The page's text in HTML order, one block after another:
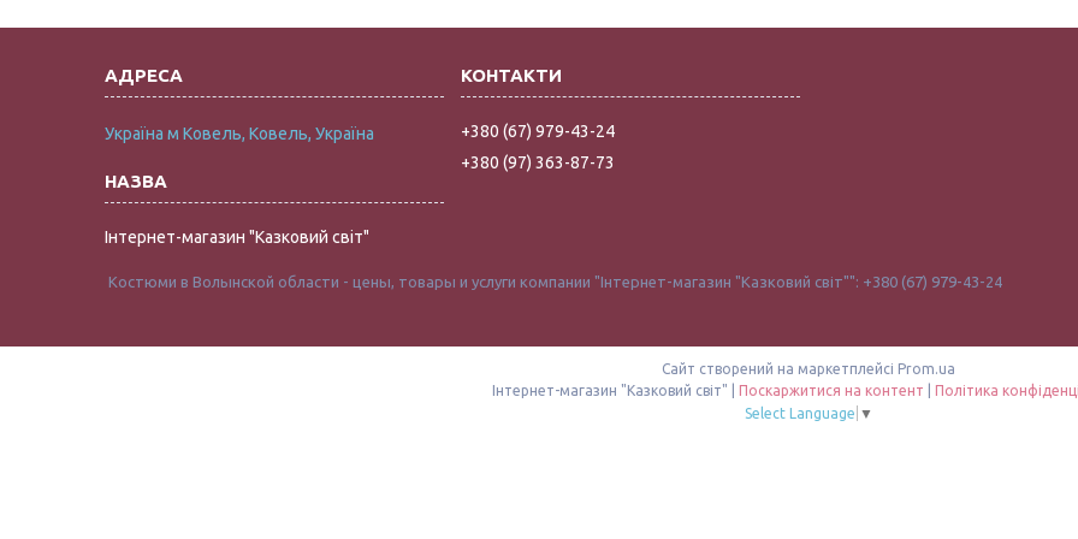
Україна м Ковель, Ковель, Україна
Інтернет-магазин "Казковий світ"
+380 (67) 979-43-24
+380 (97) 363-87-73
Костюми в Волынской области - цены, товары и услуги компании "Інтернет-магазин "Казковий світ"": +380 (67) 979-43-24
Сайт створений на маркетплейсі Prom.ua
Поскаржитися на контент
Політика
Select Language ▼